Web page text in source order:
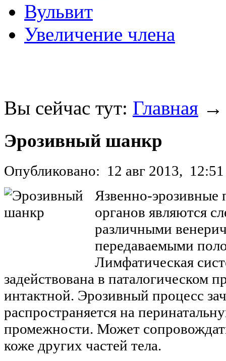
Вульвит
Увеличение члена
Вы сейчас тут: Главная
Эрозивный шанкр
Опубликовано: 12 авг 2013, 12:51
Язвенно-
органов являются
различными
передаваемыми
Лимфатическая
задействована в паталогическом
интактной. Эрозивный процесс
распространяется на
промежности. Может
коже других частей тела.